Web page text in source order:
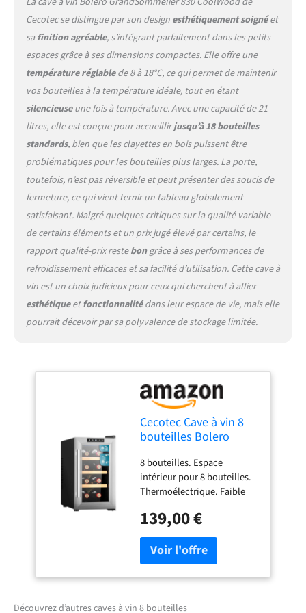
température quand vous la
régulez. Éclairage LED
intérieur : Vous pourrez
mieux voir l'intérieur de la
cave à la température
réglée. Écologique : Gaz non
nocif pour l'environnement.
Cecotec se distingue par son design esthétiquement soignéet
safinition agréable, s’intégrant parfaitement dans les petits
espaces grâce à ses dimensions compactes. Elle offre une
température réglablede 8 à 18°C, ce qui permet de maintenir
vos bouteilles à la température idéale, tout en étant
silencieuseune fois à température. Avec une capacité de 21
litres, elle est conçue pour accueillirjusqu’à 18 bouteilles
standards, bien que les clayettes en bois puissent être
problématiques pour les bouteilles plus larges. La porte,
toutefois, n’est pas réversible et peut présenter des soucis de
fermeture, ce qui vient ternir un tableau globalement
satisfaisant. Malgré quelques critiques sur la qualité variable
de certains éléments et un prix jugé élevé par certains, le
rapport qualité-prix restebongrâce à ses performances de
refroidissement efficaces et sa facilité d’utilisation. Cette cave à
vin est un choix judicieux pour ceux qui cherchent à allier
esthétiqueetfonctionnalitédans leur espace de vie, mais elle
pourrait décevoir par sa polyvalence de stockage limitée.
Cecotec Cave à vin 8
bouteilles Bolero
CoolWood,
Thermoélectrique,
Faible niveau sonore
et haute performance,
Température réglable :
8-18°C, Panneau de
commande tactile,
Affichage
8 bouteilles. Espace
intérieur pour 8 bouteilles.
Thermoélectrique. Faible
performance. Refroidit
mieux et plus rapidement,
et ne vous inquiétez pas des
bruits gênants. Très
silencieux : 35 dB. Très
vibrations. Oubliez les
139,00 €
Découvrez d’autres caves à vin 8 bouteilles